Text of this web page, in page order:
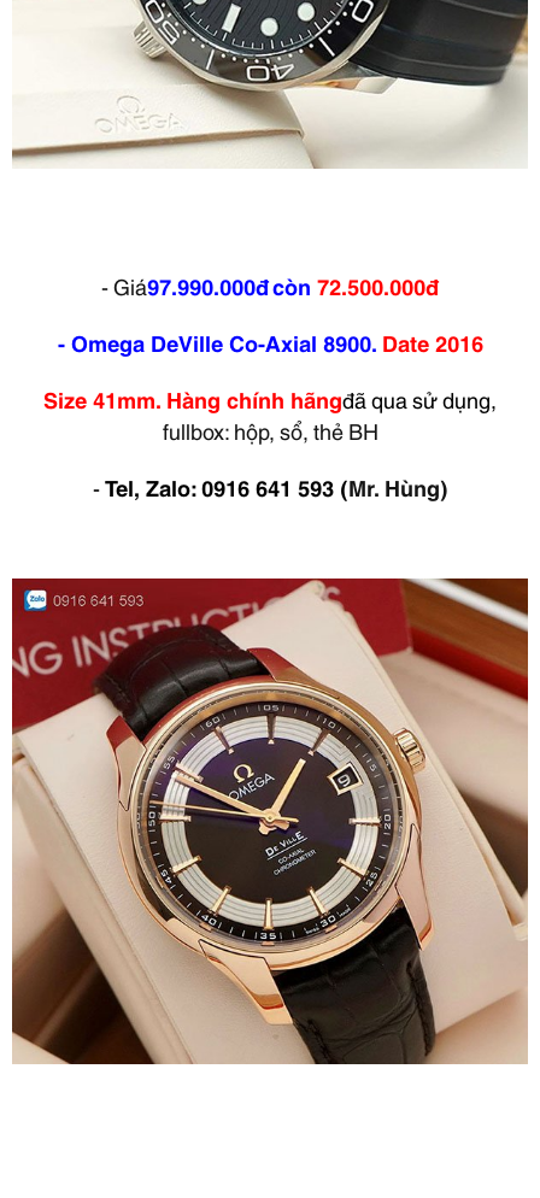
- Giá97.990.000đcòn 72.500.000đ
- Omega DeVille Co-Axial 8900. Date 2016
Size 41mm. Hàng chính hãngđã qua sử dụng,
fullbox: hộp, sổ, thẻ BH
-Tel, Zalo: 0916 641 593 (Mr. Hùng)